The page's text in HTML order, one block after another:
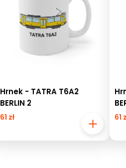
Hrnek - TATRA T6A2
BERLIN 2
61 zł 61